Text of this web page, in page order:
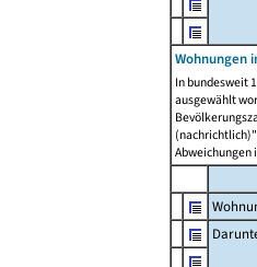
Wohnungen
In bundesweit
ausgewählt
Abweichungen